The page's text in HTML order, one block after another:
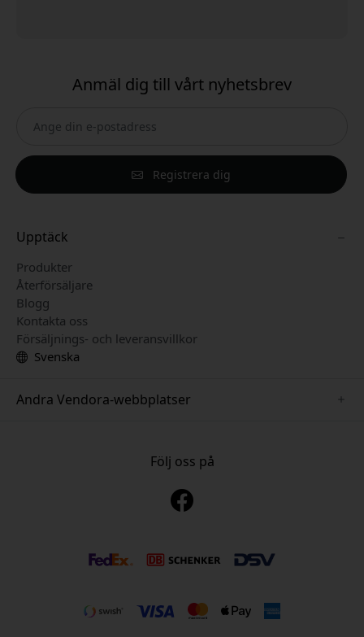
Anmäl dig till vårt nyhetsbrev
Registrera dig
Upptäck
Produkter
Återförsäljare
Blogg
Kontakta oss
Försäljnings- och leveransvillkor
Svenska
Andra Vendora-webbplatser
Följ oss på